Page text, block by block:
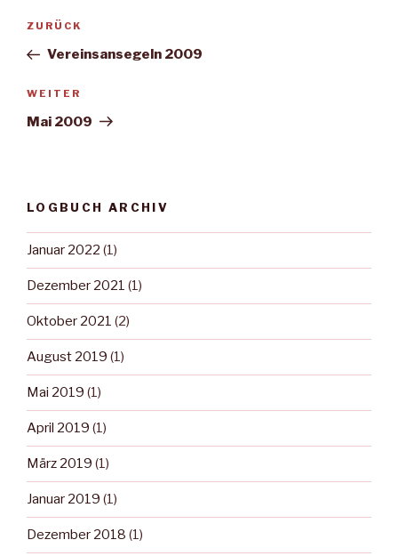
Beitragsnavigation
Vorheriger
Beitrag
ZURÜCK
Vereinsansegeln 2009
Nächster
Beitrag
WEITER
Mai 2009
LOGBUCH ARCHIV
Januar 2022 (1)
Dezember 2021 (1)
Oktober 2021 (2)
August 2019 (1)
Mai 2019 (1)
April 2019 (1)
März 2019 (1)
Januar 2019 (1)
Dezember 2018 (1)